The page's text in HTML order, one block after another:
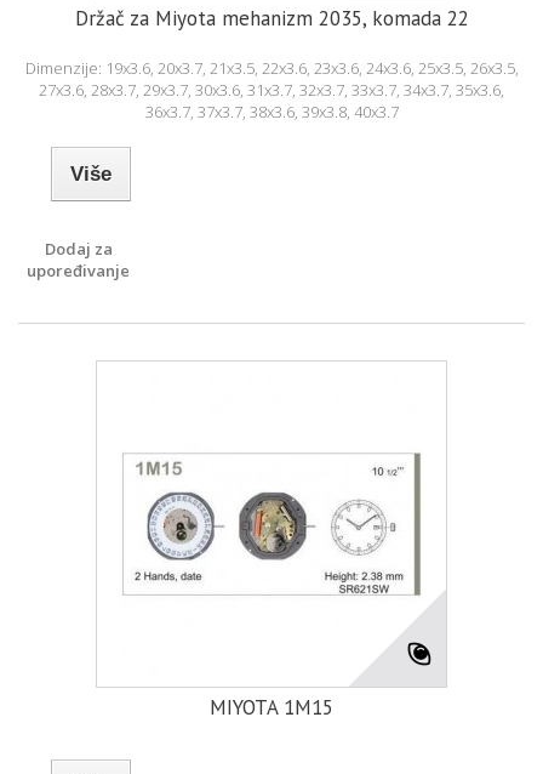
Držač za Miyota mehanizm 2035, komada 22
Dimenzije: 19x3.6, 20x3.7, 21x3.5, 22x3.6, 23x3.6, 24x3.6, 25x3.5, 26x3.5,
27x3.6, 28x3.7, 29x3.7, 30x3.6, 31x3.7, 32x3.7, 33x3.7, 34x3.7, 35x3.6,
36x3.7, 37x3.7, 38x3.6, 39x3.8, 40x3.7
Više
Dodaj za
upoređivanje
MIYOTA 1M15